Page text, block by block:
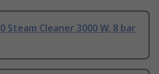
Steam Cleaner 3000 W, 8 bar